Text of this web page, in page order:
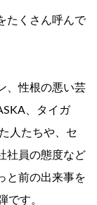
たくさん呼んで
、性根の悪い芸
、タイガ
人たちや、セ
社員の態度など
と前の出来事を
です。